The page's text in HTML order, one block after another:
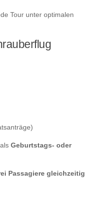
Tour unter optimalen
Geburtstags- oder
Passagiere gleichzeitig